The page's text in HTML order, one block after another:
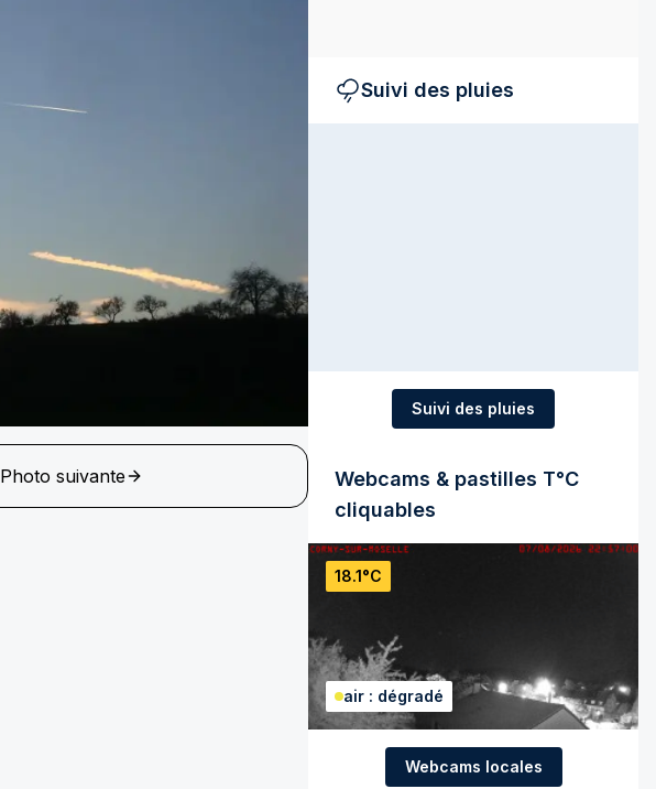
Photo suivante
Suivi des pluies
Suivi des pluies
Webcams & pastilles T°C
cliquables
18.1°C
air : dégradé
Webcams locales